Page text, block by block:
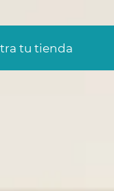
tu tienda